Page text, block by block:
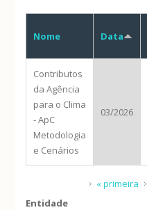
Nome Data
Contributos
da Agência
para o Clima
- ApC
Metodologia
e Cenários
03/2026
« primeira
Entidade